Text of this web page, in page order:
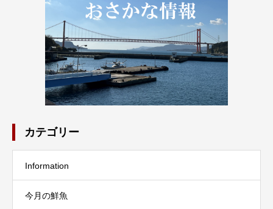
カテゴリー
Information
今月の鮮魚